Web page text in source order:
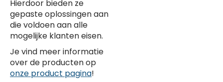
Hierdoor bieden ze
gepaste oplossingen aan
die voldoen aan alle
mogelijke klanten eisen.
Je vind meer informatie
over de producten op
onze product pagina!